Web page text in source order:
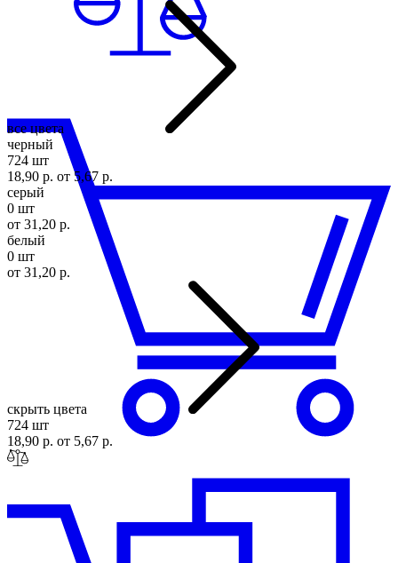
все цвета
черный
724 шт
18,90 р. от 5,67 р.
серый
0 шт
от 31,20 р.
белый
0 шт
от 31,20 р.
скрыть цвета
724 шт
18,90 р. от 5,67 р.